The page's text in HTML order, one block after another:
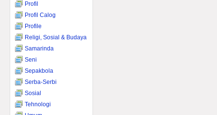
Profil
Profil Calog
Profile
Religi, Sosial & Budaya
Samarinda
Seni
Sepakbola
Serba-Serbi
Sosial
Tehnologi